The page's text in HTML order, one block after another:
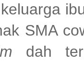
SMA
dah